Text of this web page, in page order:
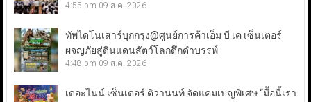
4:55 pm 09 ส.ค. 2026
ทัพไดโนเสาร์บุกกรุง@ศูนย์การค้าเอ็ม บี เค เซ็นเตอร์
ผจญภัยสู่ดินแดนสัตว์โลกดึกดำบรรพ์
4:48 pm 09 ส.ค. 2026
เดอะไนน์ เซ็นเตอร์ ติวานนท์ จัดแคมเปญพิเศษ “มื้อนี้เรา